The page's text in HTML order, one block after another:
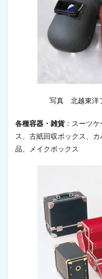
写真 北越東洋
各種容器・雑貨 ：スーツ
ス、古紙回収ボックス、
品、メイクボックス